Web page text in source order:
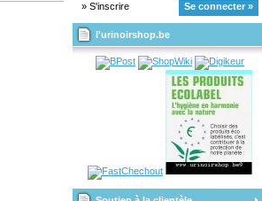
» S'inscrire Se connecter »
l'urinoirshop.be